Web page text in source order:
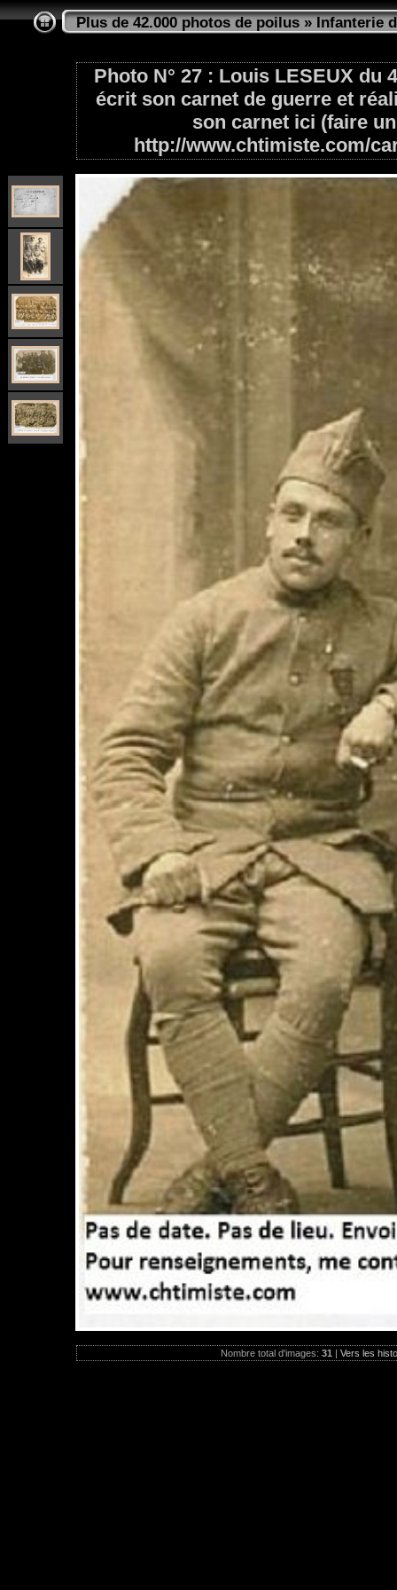
Plus de 42.000 photos de poilus»Infanterie
Photo N° 27 : Louis LESEUX du
écrit son carnet de guerre et
son carnet ici (faire
http://www.chtimiste.com/
Nombre total d'images: 31 | Vers les